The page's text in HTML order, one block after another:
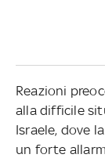
Reazioni
alla difficile
Israele, dove
un forte